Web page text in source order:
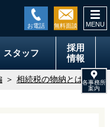
スタッフ
採用
情報
相続税の物納とは│要件